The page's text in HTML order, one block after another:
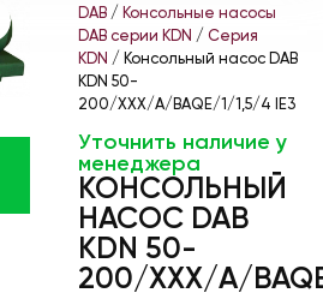
DAB / Консольные насосы
DAB серии KDN / Серия
KDN / Консольный насос DAB
KDN 50-
200/XXX/A/BAQE/1/1,5/4 IE3
Уточнить наличие у
менеджера
КОНСОЛЬНЫЙ
НАСОС DAB
KDN 50-
200/XXX/A/